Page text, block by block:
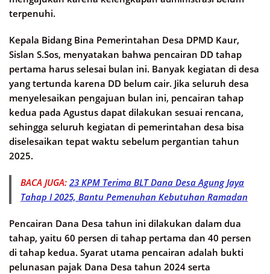
terpenuhi.
Kepala Bidang Bina Pemerintahan Desa DPMD Kaur,
Sislan S.Sos, menyatakan bahwa pencairan DD tahap
pertama harus selesai bulan ini. Banyak kegiatan di desa
yang tertunda karena DD belum cair. Jika seluruh desa
menyelesaikan pengajuan bulan ini, pencairan tahap
kedua pada Agustus dapat dilakukan sesuai rencana,
sehingga seluruh kegiatan di pemerintahan desa bisa
diselesaikan tepat waktu sebelum pergantian tahun
2025.
BACA JUGA: 23 KPM Terima BLT Dana Desa Agung Jaya
Tahap I 2025, Bantu Pemenuhan Kebutuhan Ramadan
Pencairan Dana Desa tahun ini dilakukan dalam dua
tahap, yaitu 60 persen di tahap pertama dan 40 persen
di tahap kedua. Syarat utama pencairan adalah bukti
pelunasan pajak Dana Desa tahun 2024 serta